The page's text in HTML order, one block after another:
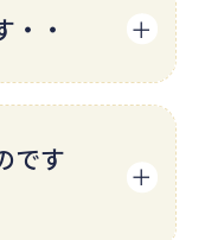
、お振込み
・・
最優先事
、適正な
です